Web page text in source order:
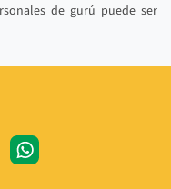
de gurú puede ser